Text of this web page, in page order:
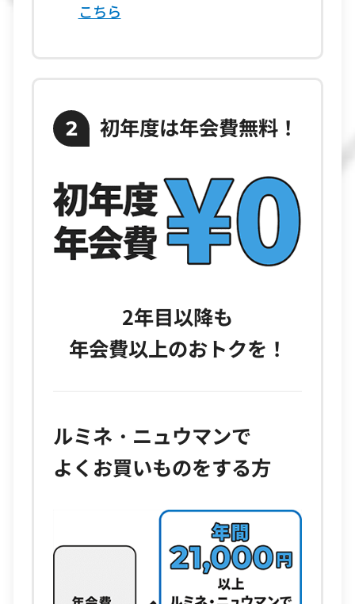
こちら
2 初年度は年会費無料！
2年目以降も
年会費以上のおトクを！
ルミネ・ニュウマンで
よくお買いものをする方